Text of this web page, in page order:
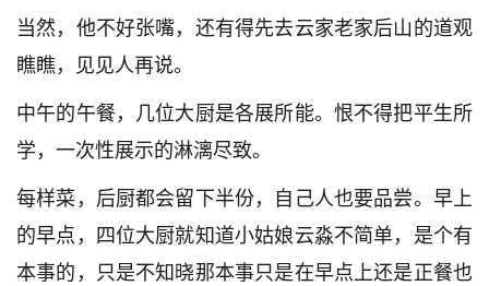
当然，他不好张嘴，还有得先去云家老家后山的道观
瞧瞧，见见人再说。
中午的午餐，几位大厨是各展所能。恨不得把平生所
学，一次性展示的淋漓尽致。
每样菜，后厨都会留下半份，自己人也要品尝。早上
的早点，四位大厨就知道小姑娘云淼不简单，是个有
本事的，只是不知晓那本事只是在早点上还是正餐也